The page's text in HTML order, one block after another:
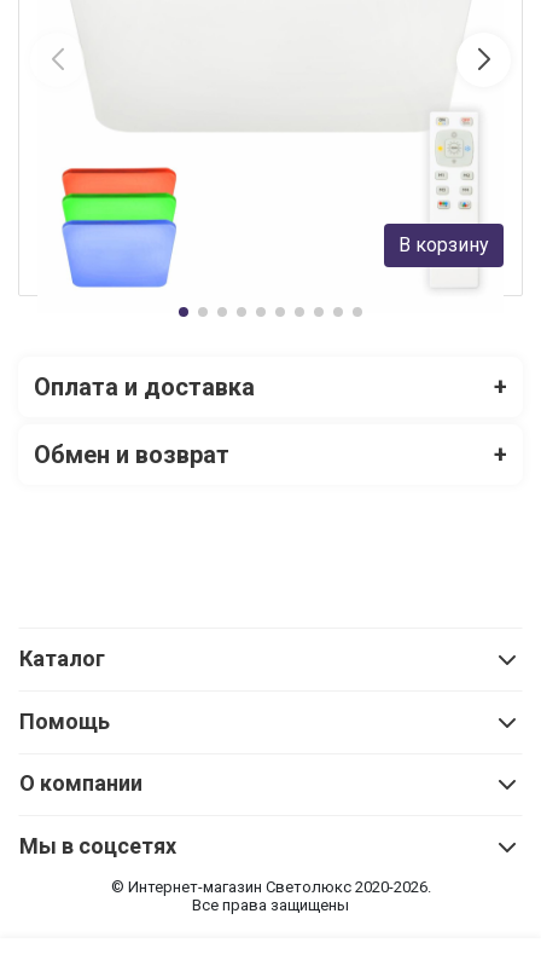
Потолочная люстра Citilux Симпла CL714K900G
11 590 руб.
В наличии Более 10
В корзину
Оплата и доставка +
Обмен и возврат +
Каталог
Помощь
О компании
Мы в соцсетях
© Интернет-магазин Cветолюкс 2020-2026.
Все права защищены